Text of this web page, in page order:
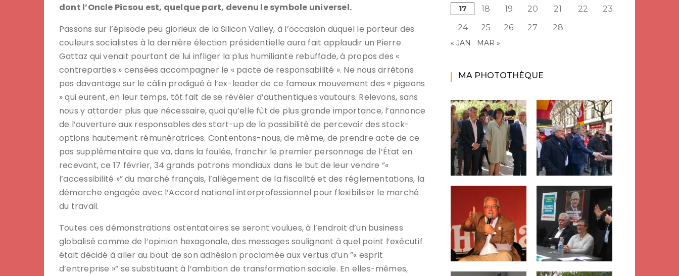
dont l’Oncle Picsou est, quelque part, devenu le symbole universel.
Passons sur l’épisode peu glorieux de la Silicon Valley, à l’occasion duquel le porteur des
couleurs socialistes à la dernière élection présidentielle aura fait applaudir un Pierre
Gattaz qui venait pourtant de lui infliger la plus humiliante rebuffade, à propos des «
contreparties » censées accompagner le « pacte de responsabilité ». Ne nous arrêtons
pas davantage sur le câlin prodigué à l’ex-leader de ce fameux mouvement des « pigeons
» qui eurent, en leur temps, tôt fait de se révéler d’authentiques vautours. Relevons, sans
nous y attarder plus que nécessaire, quoi qu’elle fût de plus grande importance, l’annonce
de l’ouverture aux responsables des start-up de la possibilité de percevoir des stock-
options hautement rémunératrices. Contentons-nous, de même, de prendre acte de ce
pas supplémentaire que va, dans la foulée, franchir le premier personnage de l’État en
recevant, ce 17 février, 34 grands patrons mondiaux dans le but de leur vendre ”«
l’accessibilité »” du marché français, l’allègement de la fiscalité et des réglementations, la
démarche engagée avec l’Accord national interprofessionnel pour flexibiliser le marché
du travail.
Toutes ces démonstrations ostentatoires se seront voulues, à l’endroit d’un business
globalisé comme de l’opinion hexagonale, des messages soulignant à quel point l’exécutif
était décidé à aller au bout de son adhésion proclamée aux vertus d’un ”« esprit
d’entreprise »” se substituant à l’ambition de transformation sociale. En elles-mêmes,
17 18 19 20 21 22
23
24
25 26 27 28
« JAN MAR »
MA PHOTOTHÈQUE